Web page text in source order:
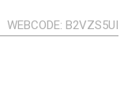
WEBCODE B2VZS5UI